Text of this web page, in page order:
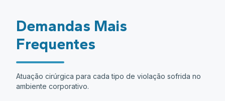
Demandas Mais
Frequentes
Atuação cirúrgica para cada tipo de violação sofrida no
ambiente corporativo.